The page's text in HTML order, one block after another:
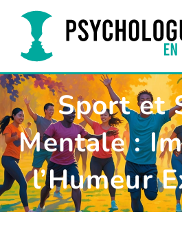
contenu
Sport et
Mentale :
l’Humeur